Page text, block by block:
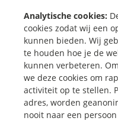
Analytische cookies:
cookies zodat wij een
kunnen bieden. Wij
te houden hoe je de
kunnen verbeteren.
we deze cookies om
activiteit op te stellen.
adres, worden
nooit naar een